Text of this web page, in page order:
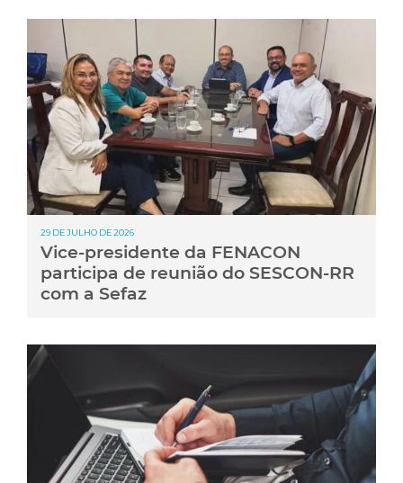
29 DE JULHO DE 2026
Vice-presidente da FENACON
participa de reunião do SESCON-RR
com a Sefaz